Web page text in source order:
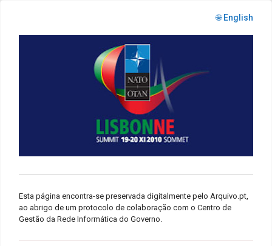
🌐 English
Esta página encontra-se preservada digitalmente pelo Arquivo.pt,
ao abrigo de um protocolo de colaboração com o Centro de
Gestão da Rede Informática do Governo.